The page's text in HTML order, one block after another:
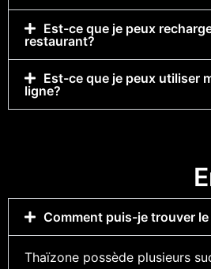
Est-ce que je peux
restaurant?
Est-ce que je peux utiliser
ligne?
Comment puis-je trouver
Thaïzone possède plusieurs